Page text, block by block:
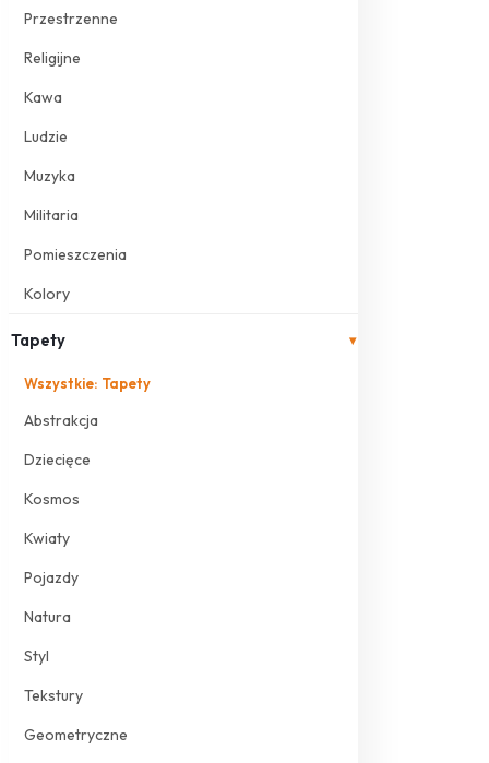
Przestrzenne
Religijne
Kawa
Ludzie
Muzyka
Militaria
Pomieszczenia
Kolory
Tapety ▾
Wszystkie: Tapety
Abstrakcja
Dziecięce
Kosmos
Kwiaty
Pojazdy
Natura
Styl
Tekstury
Geometryczne